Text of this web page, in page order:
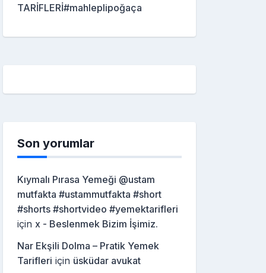
TARİFLERİ#mahleplipoğaça
Son yorumlar
Kıymalı Pırasa Yemeği @ustam
mutfakta #ustammutfakta #short
#shorts #shortvideo #yemektarifleri
için x - Beslenmek Bizim İşimiz.
Nar Ekşili Dolma – Pratik Yemek
Tarifleri için üsküdar avukat